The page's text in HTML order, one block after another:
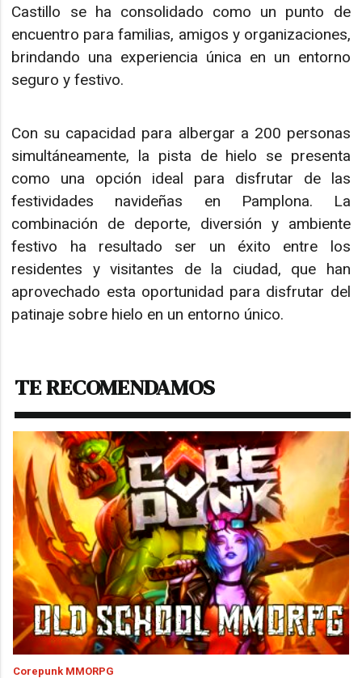
Castillo se ha consolidado como un punto de
encuentro para familias, amigos y organizaciones,
brindando una experiencia única en un entorno
seguro y festivo.
Con su capacidad para albergar a 200 personas
simultáneamente, la pista de hielo se presenta
como una opción ideal para disfrutar de las
festividades navideñas en Pamplona. La
combinación de deporte, diversión y ambiente
festivo ha resultado ser un éxito entre los
residentes y visitantes de la ciudad, que han
aprovechado esta oportunidad para disfrutar del
patinaje sobre hielo en un entorno único.
TE RECOMENDAMOS
Corepunk MMORPG